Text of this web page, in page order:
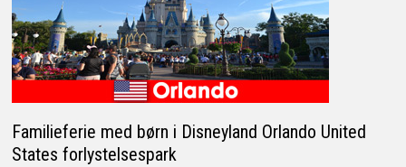
Familieferie med børn i Disneyland Orlando United
States forlystelsespark